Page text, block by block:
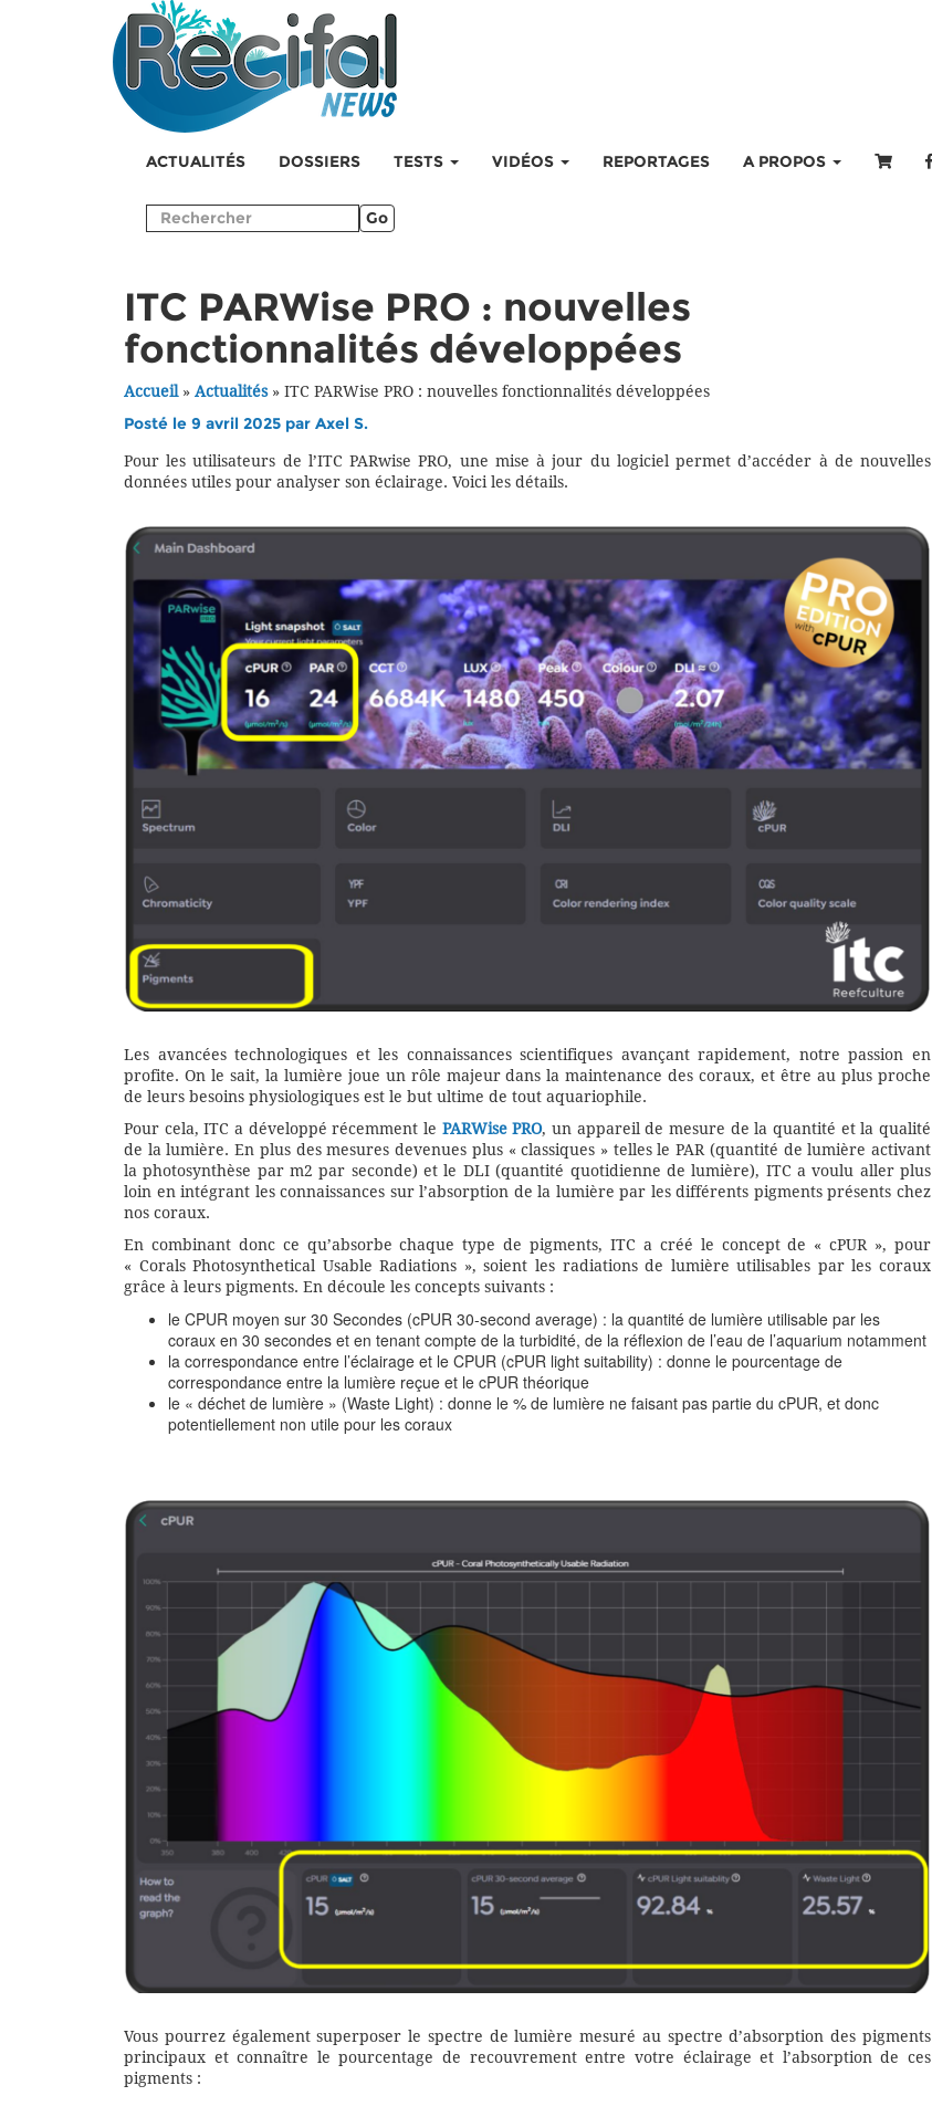
ACTUALITÉS DOSSIERS TESTS VIDÉOS REPORTAGES A PROPOS
Go
ITC PARWise PRO : nouvelles
fonctionnalités développées
Accueil» Actualités» ITC PARWise PRO : nouvelles fonctionnalités développées
Posté le 9 avril 2025 par Axel S.
Pour les utilisateurs de l’ITC PARwise PRO, une mise à jour du logiciel permet d’accéder à de nouvelles
données utiles pour analyser son éclairage. Voici les détails.
Les avancées technologiques et les connaissances scientifiques avançant rapidement, notre passion en
profite. On le sait, la lumière joue un rôle majeur dans la maintenance des coraux, et être au plus proche
de leurs besoins physiologiques est le but ultime de tout aquariophile.
Pour cela, ITC a développé récemment le PARWise PRO, un appareil de mesure de la quantité et la qualité
de la lumière. En plus des mesures devenues plus « classiques » telles le PAR (quantité de lumière activant
la photosynthèse par m2 par seconde) et le DLI (quantité quotidienne de lumière), ITC a voulu aller plus
loin en intégrant les connaissances sur l’absorption de la lumière par les différents pigments présents chez
nos coraux.
En combinant donc ce qu’absorbe chaque type de pigments, ITC a créé le concept de « cPUR », pour
« Corals Photosynthetical Usable Radiations », soient les radiations de lumière utilisables par les coraux
grâce à leurs pigments. En découle les concepts suivants :
le CPUR moyen sur 30 Secondes (cPUR 30-second average) : la quantité de lumière utilisable par les
coraux en 30 secondes et en tenant compte de la turbidité, de la réflexion de l’eau de l’aquarium notamment
la correspondance entre l’éclairage et le CPUR (cPUR light suitability) : donne le pourcentage de
correspondance entre la lumière reçue et le cPUR théorique
le « déchet de lumière » (Waste Light) : donne le % de lumière ne faisant pas partie du cPUR, et donc
potentiellement non utile pour les coraux
Vous pourrez également superposer le spectre de lumière mesuré au spectre d’absorption des pigments
principaux et connaître le pourcentage de recouvrement entre votre éclairage et l’absorption de ces
pigments :